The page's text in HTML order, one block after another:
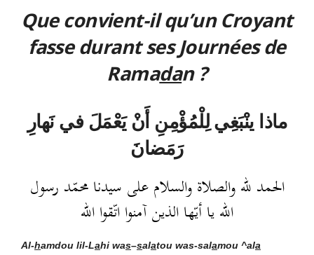
Que convient-il qu’un Croyant
fasse durant ses Journées de
Ramadan ?
ماذا ينْبَغِي لِلْمُؤْمِنِ أَنْ يَعْمَلَ في نَهارِ
رَمَضانَ
الحمد لله والصلاة والسلام على سيدنا محمّد رسول
الله يا أيّها الذين آمنوا اتّقوا الله
Al-hamdou lil-Lahi was–salatou was-salamou ^ala